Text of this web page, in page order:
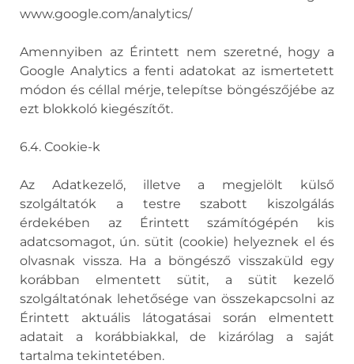
www.google.com/analytics/
Amennyiben az Érintett nem szeretné, hogy a
Google Analytics a fenti adatokat az ismertetett
módon és céllal mérje, telepítse böngészőjébe az
ezt blokkoló kiegészítőt.
6.4. Cookie-k
Az Adatkezelő, illetve a megjelölt külső
szolgáltatók a testre szabott kiszolgálás
érdekében az Érintett számítógépén kis
adatcsomagot, ún. sütit (cookie) helyeznek el és
olvasnak vissza. Ha a böngésző visszaküld egy
korábban elmentett sütit, a sütit kezelő
szolgáltatónak lehetősége van összekapcsolni az
Érintett aktuális látogatásai során elmentett
adatait a korábbiakkal, de kizárólag a saját
tartalma tekintetében.